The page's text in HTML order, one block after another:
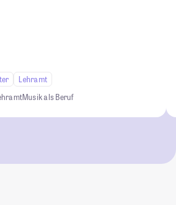
Lehramt
Musik als Beruf